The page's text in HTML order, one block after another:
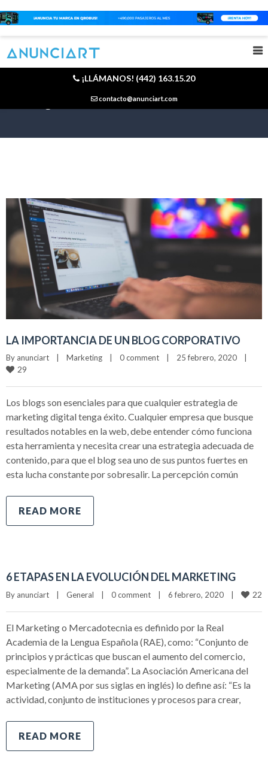
LA IMPORTANCIA DE UN BLOG CORPORATIVO
By anunciart | Marketing | 0 comment | 25 febrero, 2020 |
29
Los blogs son esenciales para que cualquier estrategia de
marketing digital tenga éxito. Cualquier empresa que busque
resultados notables en la web, debe entender cómo funciona
esta herramienta y necesita crear una estrategia adecuada de
contenido, para que el blog sea uno de sus puntos fuertes en
esta lucha constante por sobresalir. La percepción común
READ MORE
6 ETAPAS EN LA EVOLUCIÓN DEL MARKETING
By anunciart | General | 0 comment | 6 febrero, 2020 | 22
El Marketing o Mercadotecnia es definido por la Real
Academia de la Lengua Española (RAE), como: “Conjunto de
principios y prácticas que buscan el aumento del comercio,
especialmente de la demanda”. La Asociación Americana del
Marketing (AMA por sus siglas en inglés) lo define así: “Es la
actividad, conjunto de instituciones y procesos para crear,
READ MORE
¡LLÁMANOS! (442) 163.15.20
contacto@anunciart.com